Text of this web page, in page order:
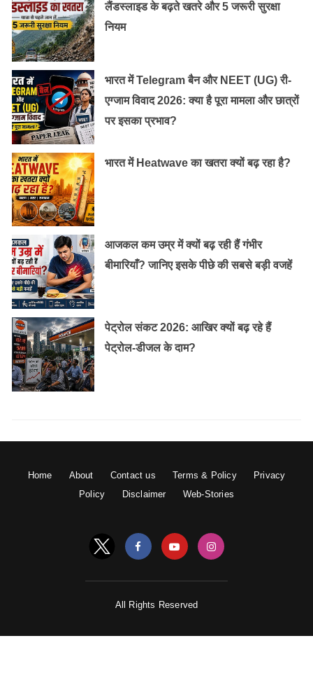
लैंडस्लाइड के बढ़ते खतरे और 5 जरूरी सुरक्षा
नियम
भारत में Telegram बैन और NEET (UG) री-
एग्जाम विवाद 2026: क्या है पूरा मामला और छात्रों
पर इसका प्रभाव?
भारत में Heatwave का खतरा क्यों बढ़ रहा है?
आजकल कम उम्र में क्यों बढ़ रही हैं गंभीर
बीमारियाँ? जानिए इसके पीछे की सबसे बड़ी वजहें
पेट्रोल संकट 2026: आखिर क्यों बढ़ रहे हैं
पेट्रोल-डीजल के दाम?
Home About Contact us Terms & Policy
Privacy
Policy
Disclaimer Web-Stories
All Rights Reserved